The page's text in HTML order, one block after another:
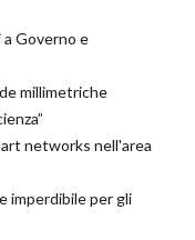
Governo e
millimetriche
networks nell'area
imperdibile per gli